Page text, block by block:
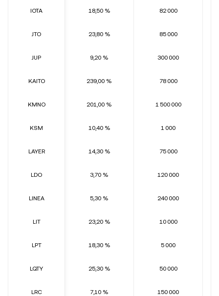
IOTA
JTO
JUP
KAITO
KMNO
KSM
LAYER
LDO
LINEA
LIT
LPT
LQTY
LRC
18,50 % 82 000
23,80 % 85 000
9,20 % 300 000
239,00 % 78 000
201,00 % 1 500 000
10,40 % 1 000
14,30 % 75 000
3,70 % 120 000
5,30 % 240 000
23,20 % 10 000
18,30 % 5 000
25,30 % 50 000
7,10 % 150 000